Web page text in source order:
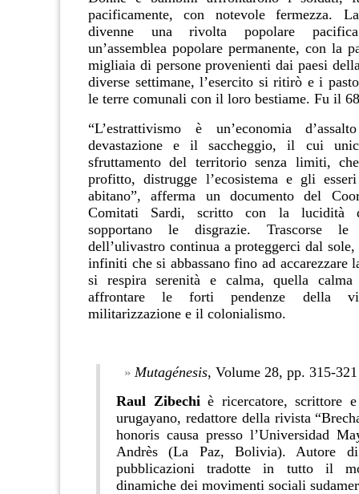
pacificamente, con notevole fermezza.
divenne una rivolta popolare
un’assemblea popolare permanente, con la
migliaia di persone provenienti dai paesi
diverse settimane, l’esercito si ritirò e i
le terre comunali con il loro bestiame. Fu il
“L’estrattivismo è un’economia
devastazione e il saccheggio, il cui
sfruttamento del territorio senza limiti,
profitto, distrugge l’ecosistema e gli
abitano”, afferma un documento del
Comitati Sardi, scritto con la lucidità
sopportano le disgrazie. Trascorse le
dell’ulivastro continua a proteggerci dal
infiniti che si abbassano fino ad accarezzare
si respira serenità e calma, quella calma
affrontare le forti pendenze della
militarizzazione e il colonialismo.
Mutagénesis, Volume 28, pp. 315-
Raul Zibechiè ricercatore, scrittore e
urugayano, redattore della rivista
honoris causa presso l’Universidad
Andrès (La Paz, Bolivia). Autore di
pubblicazioni tradotte in tutto il
dinamiche dei movimenti sociali